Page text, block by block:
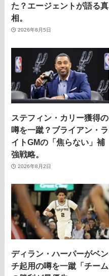
た？エージェントが語る真
相。
2026年8月5日
ステフィン・カリー獲得の
噂を一蹴？ブライアン・ラ
イトGMの「焦らない」補
強戦略。
2026年8月2日
ディラン・ハーパーがベン
チ起用の噂を一蹴「チーム